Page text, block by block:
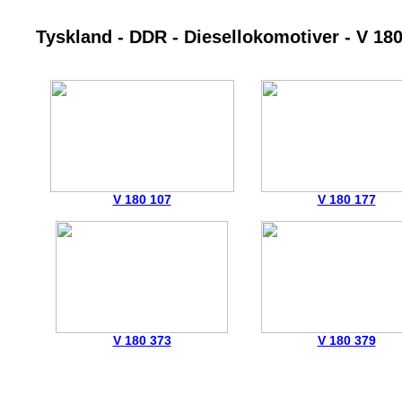
Tyskland - DDR - Diesellokomotiver - V 180
V 180 107 V 180 177
V 180 373 V 180 379